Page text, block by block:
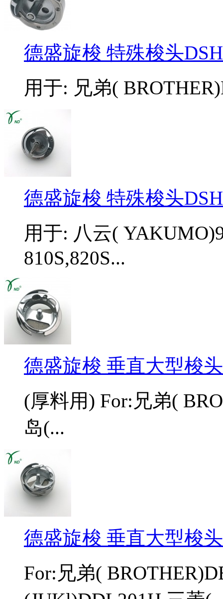
德盛旋梭 特殊梭头
用于: 兄弟(
德盛旋梭 特殊梭头
用于: 八云(
810S,820S...
德盛旋梭 垂直大型梭
(厚料用) For:兄弟(
岛(...
德盛旋梭 垂直大型梭
For:兄弟(